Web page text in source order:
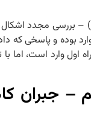
بوده و پاسخی که
وارد است، اما
جبران